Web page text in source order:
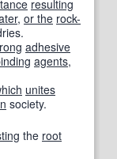
resulting
, or the rock-
adhesive
agents,
unites
society.
the root